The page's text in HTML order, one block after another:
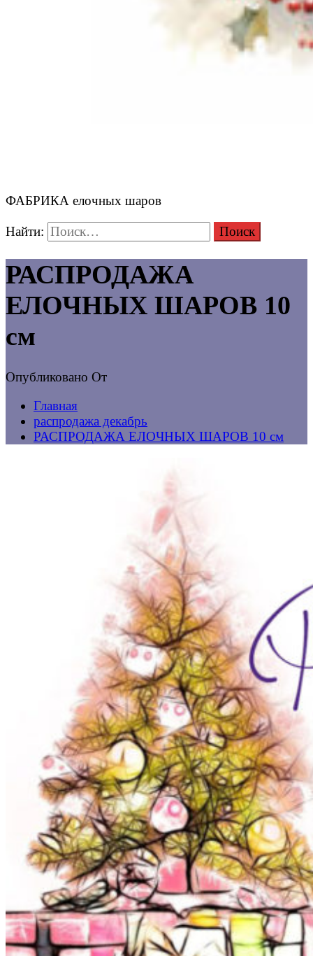
ФАБРИКА елочных шаров
Найти:
РАСПРОДАЖА
ЕЛОЧНЫХ ШАРОВ 10
см
Опубликовано От
Главная
распродажа декабрь
РАСПРОДАЖА ЕЛОЧНЫХ ШАРОВ 10 см